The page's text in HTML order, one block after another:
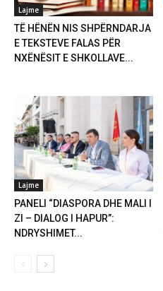
Lajme
TË HËNËN NIS SHPËRNDARJA
E TEKSTEVE FALAS PËR
NXËNËSIT E SHKOLLAVE...
Lajme
PANELI “DIASPORA DHE MALI I
ZI – DIALOG I HAPUR”:
NDRYSHIMET...